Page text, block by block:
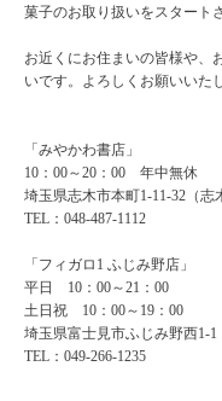
菓子のお取り扱いをスタート
お近くにお住まいの皆様や、
いです。よろしくお願いいた
「みやかわ書店」
10：00～20：00 年中無休
埼玉県志木市本町1-11-32（志
TEL：048-487-1112
「フィガロ1 ふじみ野店」
平日 10：00～21：00
土日祝 10：00～19：00
埼玉県富士見市ふじみ野西1-
TEL：049-266-1235